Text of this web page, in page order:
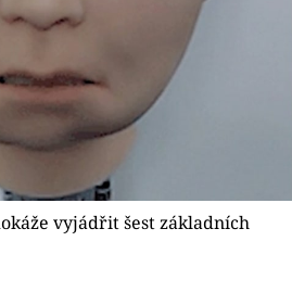
vyjádřit šest základních